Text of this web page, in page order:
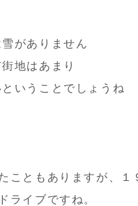
がありません
地はあまり
いうことでしょうね
ともありますが、１
ライブですね。